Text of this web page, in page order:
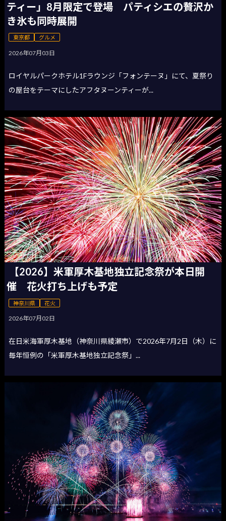
ティー」8月限定で登場 パティシエの贅沢か
き氷も同時展開
東京都 グルメ
2026年07月03日
ロイヤルパークホテル1Fラウンジ「フォンテーヌ」にて、夏祭り
の屋台をテーマにしたアフタヌーンティーが...
【2026】米軍厚木基地独立記念祭が本日開
催 花火打ち上げも予定
神奈川県 花火
2026年07月02日
在日米海軍厚木基地（神奈川県綾瀬市）で2026年7月2日（木）に
毎年恒例の「米軍厚木基地独立記念祭」...